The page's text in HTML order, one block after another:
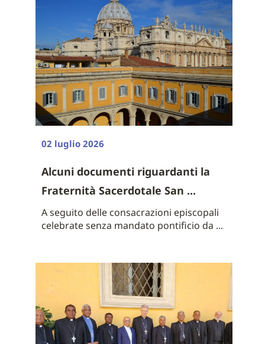
02 luglio 2026
Alcuni documenti riguardanti la
Fraternità Sacerdotale San ...
A seguito delle consacrazioni episcopali
celebrate senza mandato pontificio da ...